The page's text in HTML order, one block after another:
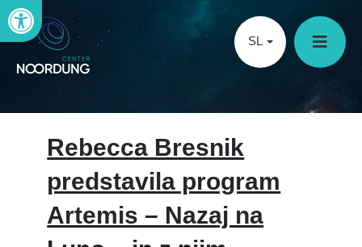
Open toolbar
SL
Rebecca Bresnik
predstavila program
Artemis – Nazaj na